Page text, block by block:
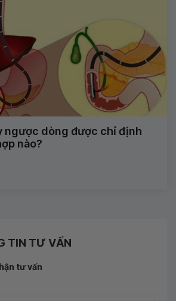
ngược dòng được chỉ định
nào?
TIN TƯ VẤN
tư vấn